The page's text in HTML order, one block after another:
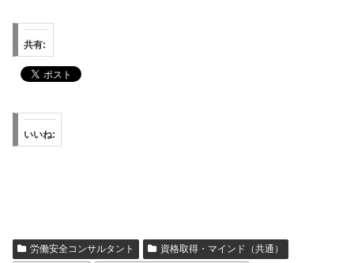
共有:
いいね:
労働安全コンサルタント
資格取得・マインド（共通）